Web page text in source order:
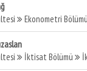
Ekonometri Bölümü
İktisat Bölümü